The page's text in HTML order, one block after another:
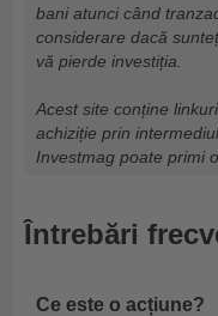
bani atunci când
considerare dacă
vă pierde investiția.
Acest site conține
achiziție prin
Investmag poate primi
Întrebări
Ce este o acțiune?